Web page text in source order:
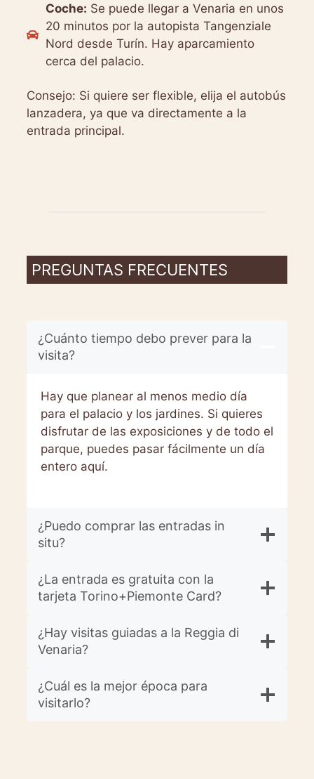
Coche: Se puede llegar a Venaria en unos
20 minutos por la autopista Tangenziale
Nord desde Turín. Hay aparcamiento
cerca del palacio.
Consejo: Si quiere ser flexible, elija el autobús
lanzadera, ya que va directamente a la
entrada principal.
PREGUNTAS FRECUENTES
¿Cuánto tiempo debo prever para la
visita?
Hay que planear al menos medio día
para el palacio y los jardines. Si quieres
disfrutar de las exposiciones y de todo el
parque, puedes pasar fácilmente un día
entero aquí.
¿Puedo comprar las entradas in
situ?
¿La entrada es gratuita con la
tarjeta Torino+Piemonte Card?
¿Hay visitas guiadas a la Reggia di
Venaria?
¿Cuál es la mejor época para
visitarlo?